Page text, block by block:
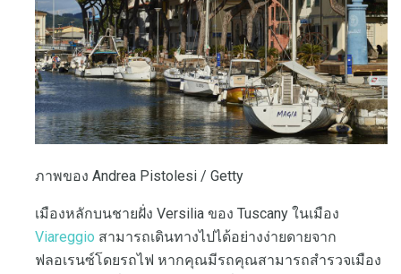
ภาพของ Andrea Pistolesi / Getty
เมืองหลักบนชายฝั่ง Versilia ของ Tuscany ในเมือง
Viareggio สามารถเดินทางไปได้อย่างง่ายดายจาก
ฟลอเรนซ์โดยรถไฟ หากคุณมีรถคุณสามารถสำรวจเมือง